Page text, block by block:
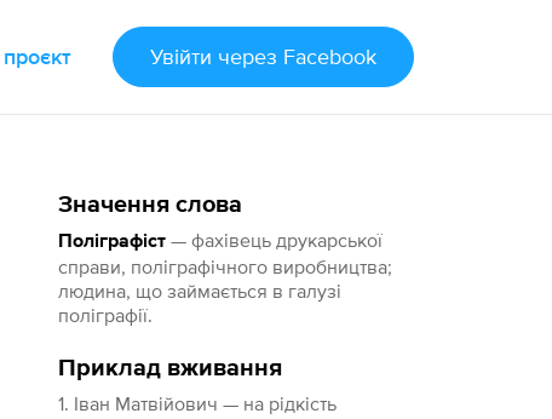
Увійти через Facebook
Значення слова
Поліграфіст — фахівець друкарської
справи, поліграфічного виробництва;
людина, що займається в галузі
поліграфії.
Приклад вживання
1. Іван Матвійович — на рідкість